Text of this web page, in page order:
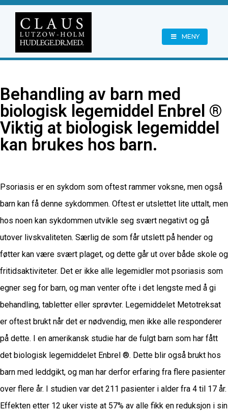
MENY
Behandling av barn med
biologisk legemiddel Enbrel ®
Viktig at biologisk legemiddel
kan brukes hos barn.
Psoriasis er en sykdom som oftest rammer voksne, men også
barn kan få denne sykdommen. Oftest er utslettet lite uttalt, men
hos noen kan sykdommen utvikle seg svært negativt og gå
utover livskvaliteten. Særlig de som får utslett på hender og
føtter kan være svært plaget, og dette går ut over både skole og
fritidsaktiviteter. Det er ikke alle legemidler mot psoriasis som
egner seg for barn, og man venter ofte i det lengste med å gi
behandling, tabletter eller sprøvter. Legemiddelet Metotreksat
er oftest brukt når det er nødvendig, men ikke alle responderer
på dette. I en amerikansk studie har de fulgt barn som har fått
det biologisk legemiddelet Enbrel ®. Dette blir også brukt hos
barn med leddgikt, og man har derfor erfaring fra flere pasienter
over flere år. I studien var det 211 pasienter i alder fra 4 til 17 år.
Effekten etter 12 uker viste at 57% av alle fikk en reduksjon i sin